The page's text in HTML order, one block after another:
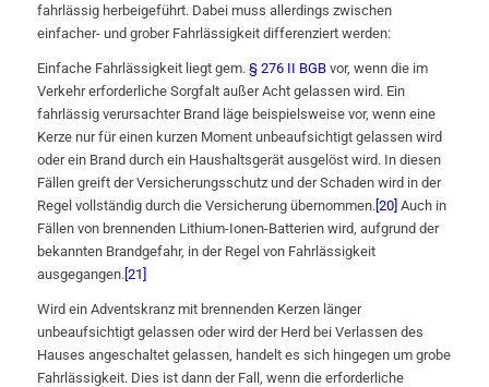
fahrlässig herbeigeführt. Dabei muss allerdings zwischen
einfacher- und grober Fahrlässigkeit differenziert werden:
Einfache Fahrlässigkeit liegt gem. § 276 II BGBvor, wenn die im
Verkehr erforderliche Sorgfalt außer Acht gelassen wird. Ein
fahrlässig verursachter Brand läge beispielsweise vor, wenn eine
Kerze nur für einen kurzen Moment unbeaufsichtigt gelassen wird
oder ein Brand durch ein Haushaltsgerät ausgelöst wird. In diesen
Fällen greift der Versicherungsschutz und der Schaden wird in der
Regel vollständig durch die Versicherung übernommen. [20] Auch in
Fällen von brennenden Lithium-Ionen-Batterien wird, aufgrund der
bekannten Brandgefahr, in der Regel von Fahrlässigkeit
ausgegangen. [21]
Wird ein Adventskranz mit brennenden Kerzen länger
unbeaufsichtigt gelassen oder wird der Herd bei Verlassen des
Hauses angeschaltet gelassen, handelt es sich hingegen um grobe
Fahrlässigkeit. Dies ist dann der Fall, wenn die erforderliche